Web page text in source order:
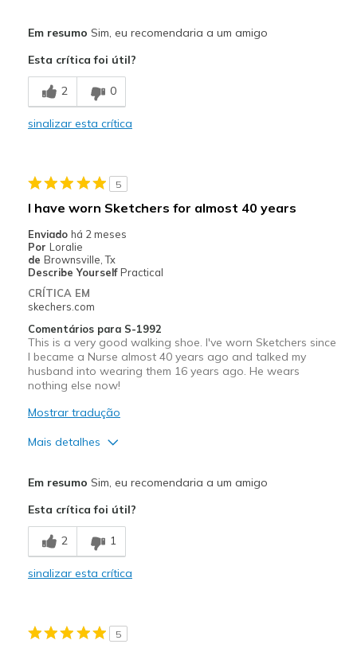
Durable
Melhores utilizações
Every day use.
Travel
Width
Sizing
View On Shoes
Shoes are for Wearing
Em resumo Sim, eu recomendaria a um amigo
Esta crítica foi útil?
2 0
sinalizar esta crítica
5
I have worn Sketchers for almost 40 years
Enviado há 2 meses
Por Loralie
de Brownsville, Tx
Describe Yourself Practical
CRÍTICA EM
skechers.com
Comentários para S-1992
This is a very good walking shoe. I've worn Sketchers since
I became a Nurse almost 40 years ago and talked my
husband into wearing them 16 years ago. He wears
nothing else now!
Mostrar tradução
Mais detalhes
Comfortable
Durable
Em resumo Sim, eu recomendaria a um amigo
Esta crítica foi útil?
2 1
sinalizar esta crítica
5